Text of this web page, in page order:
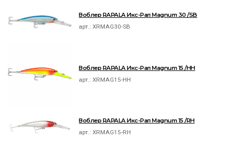
Воблер RAPALA Икс-Рап Magnum 30 /SB
арт.:XRMAG30-SB
Воблер RAPALA Икс-Рап Magnum 15 /HH
арт.:XRMAG15-HH
Воблер RAPALA Икс-Рап Magnum 15 /RH
арт.:XRMAG15-RH